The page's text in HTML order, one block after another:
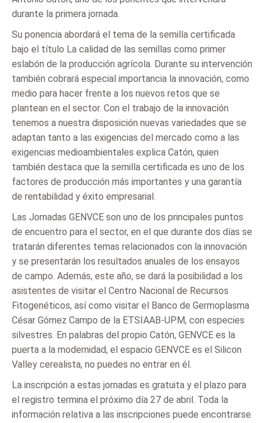
durante la primera jornada.
Su ponencia abordará el tema de la semilla certificada
bajo el título La calidad de las semillas como primer
eslabón de la producción agrícola. Durante su intervención
también cobrará especial importancia la innovación, como
medio para hacer frente a los nuevos retos que se
plantean en el sector. Con el trabajo de la innovación
tenemos a nuestra disposición nuevas variedades que se
adaptan tanto a las exigencias del mercado como a las
exigencias medioambientales explica Catón, quien
también destaca que la semilla certificada es uno de los
factores de producción más importantes y una garantía
de rentabilidad y éxito empresarial.
Las Jornadas GENVCE son uno de los principales puntos
de encuentro para el sector, en el que durante dos días se
tratarán diferentes temas relacionados con la innovación
y se presentarán los resultados anuales de los ensayos
de campo. Además, este año, se dará la posibilidad a los
asistentes de visitar el Centro Nacional de Recursos
Fitogenéticos, así como visitar el Banco de Germoplasma
César Gómez Campo de la ETSIAAB-UPM, con especies
silvestres. En palabras del propio Catón, GENVCE es la
puerta a la modernidad, el espacio GENVCE es el Silicon
Valley cerealista, no puedes no entrar en él.
La inscripción a estas jornadas es gratuita y el plazo para
el registro termina el próximo día 27 de abril. Toda la
información relativa a las inscripciones puede encontrarse